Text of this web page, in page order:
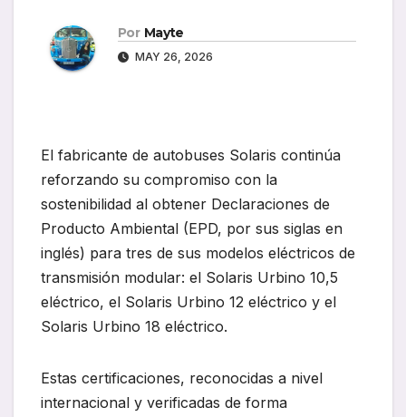
Por Mayte
MAY 26, 2026
El fabricante de autobuses Solaris continúa
reforzando su compromiso con la
sostenibilidad al obtener Declaraciones de
Producto Ambiental (EPD, por sus siglas en
inglés) para tres de sus modelos eléctricos de
transmisión modular: el Solaris Urbino 10,5
eléctrico, el Solaris Urbino 12 eléctrico y el
Solaris Urbino 18 eléctrico.
Estas certificaciones, reconocidas a nivel
internacional y verificadas de forma